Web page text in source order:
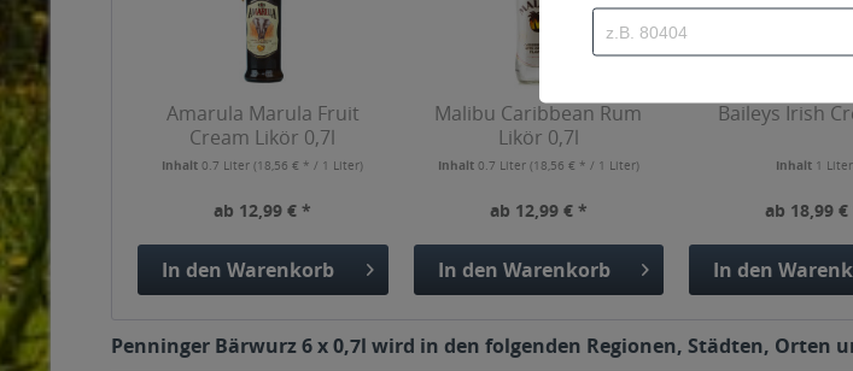
Amarula Marula Fruit
Cream Likör 0,7l
Inhalt0.7 Liter(18,56 € * / 1 Liter)
ab 12,99 € *
In den Warenkorb
Malibu Caribbean Rum
Likör 0,7l
Inhalt 0.7 Liter (18,56 € * / 1 Liter)
ab 12,99 € *
In den Warenkorb
Baileys Irish
Inhalt 1 Liter
ab 18,99
In den
Penninger Bärwurz 6 x 0,7l wird in den folgenden Regionen, Städten, Orten